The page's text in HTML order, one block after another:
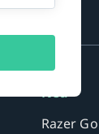
Neu
Razer